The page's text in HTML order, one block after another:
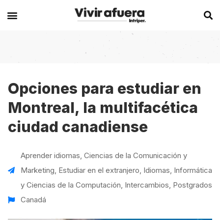
Secciones
Becas
Historias de viajeros
Intercambios
Voluntariados
Work
Europa
Alemania
Bélgica
Chipre
Irlanda
Italia
Experiencias en el extranjero
Australia
Canadá
España
Nueva Zelanda
Opciones para estudiar en
Montreal, la multifacética
ciudad canadiense
Aprender idiomas, Ciencias de la Comunicación y
Marketing, Estudiar en el extranjero, Idiomas, Informática
y Ciencias de la Computación, Intercambios, Postgrados
Canadá